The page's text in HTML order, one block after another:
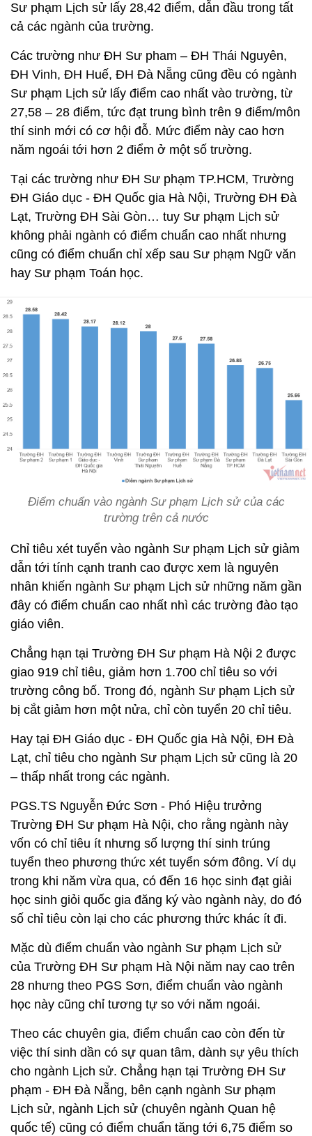
Sư phạm Lịch sử lấy 28,42 điểm, dẫn đầu trong tất
cả các ngành của trường.
Các trường như ĐH Sư pham – ĐH Thái Nguyên,
ĐH Vinh, ĐH Huế, ĐH Đà Nẵng cũng đều có ngành
Sư phạm Lịch sử lấy điểm cao nhất vào trường, từ
27,58 – 28 điểm, tức đạt trung bình trên 9 điểm/môn
thí sinh mới có cơ hội đỗ. Mức điểm này cao hơn
năm ngoái tới hơn 2 điểm ở một số trường.
Tại các trường như ĐH Sư phạm TP.HCM, Trường
ĐH Giáo dục - ĐH Quốc gia Hà Nội, Trường ĐH Đà
Lạt, Trường ĐH Sài Gòn… tuy Sư phạm Lịch sử
không phải ngành có điểm chuẩn cao nhất nhưng
cũng có điểm chuẩn chỉ xếp sau Sư phạm Ngữ văn
hay Sư phạm Toán học.
Điểm chuẩn vào ngành Sư phạm Lịch sử của các
trường trên cả nước
Chỉ tiêu xét tuyển vào ngành Sư phạm Lịch sử giảm
dẫn tới tính cạnh tranh cao được xem là nguyên
nhân khiến ngành Sư phạm Lịch sử những năm gần
đây có điểm chuẩn cao nhất nhì các trường đào tạo
giáo viên.
Chẳng hạn tại Trường ĐH Sư phạm Hà Nội 2 được
giao 919 chỉ tiêu, giảm hơn 1.700 chỉ tiêu so với
trường công bố. Trong đó, ngành Sư phạm Lịch sử
bị cắt giảm hơn một nửa, chỉ còn tuyển 20 chỉ tiêu.
Hay tại ĐH Giáo dục - ĐH Quốc gia Hà Nội, ĐH Đà
Lạt, chỉ tiêu cho ngành Sư phạm Lịch sử cũng là 20
– thấp nhất trong các ngành.
PGS.TS Nguyễn Đức Sơn - Phó Hiệu trưởng
Trường ĐH Sư phạm Hà Nội, cho rằng ngành này
vốn có chỉ tiêu ít nhưng số lượng thí sinh trúng
tuyển theo phương thức xét tuyển sớm đông. Ví dụ
trong khi năm vừa qua, có đến 16 học sinh đạt giải
học sinh giỏi quốc gia đăng ký vào ngành này, do đó
số chỉ tiêu còn lại cho các phương thức khác ít đi.
Mặc dù điểm chuẩn vào ngành Sư phạm Lịch sử
của Trường ĐH Sư phạm Hà Nội năm nay cao trên
28 nhưng theo PGS Sơn, điểm chuẩn vào ngành
học này cũng chỉ tương tự so với năm ngoái.
Theo các chuyên gia, điểm chuẩn cao còn đến từ
việc thí sinh dần có sự quan tâm, dành sự yêu thích
cho ngành Lịch sử. Chẳng hạn tại Trường ĐH Sư
phạm - ĐH Đà Nẵng, bên cạnh ngành Sư phạm
Lịch sử, ngành Lịch sử (chuyên ngành Quan hệ
quốc tế) cũng có điểm chuẩn tăng tới 6,75 điểm so